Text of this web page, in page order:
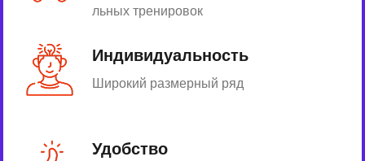
льных тренировок
Индивидуальность
Широкий размерный ряд
Удобство